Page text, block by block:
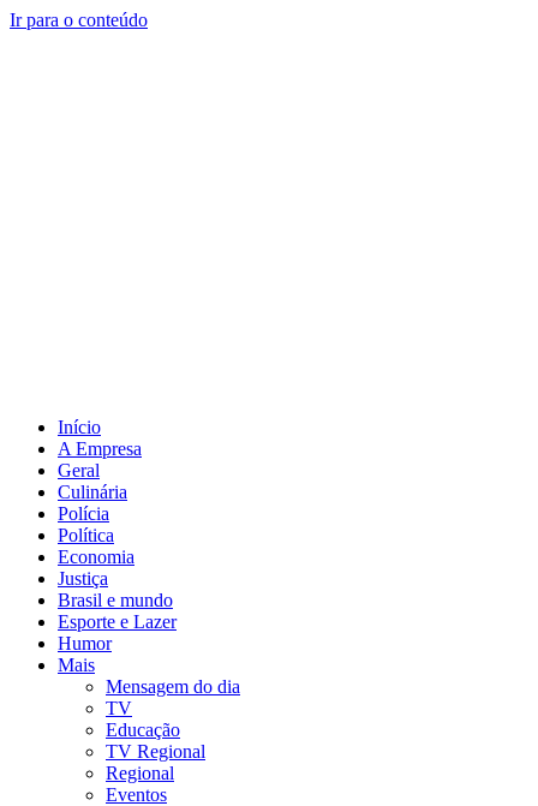
Ir para o conteúdo
Início
A Empresa
Geral
Culinária
Polícia
Política
Economia
Justiça
Brasil e mundo
Esporte e Lazer
Humor
Mais
Mensagem do dia
TV
Educação
TV Regional
Regional
Eventos